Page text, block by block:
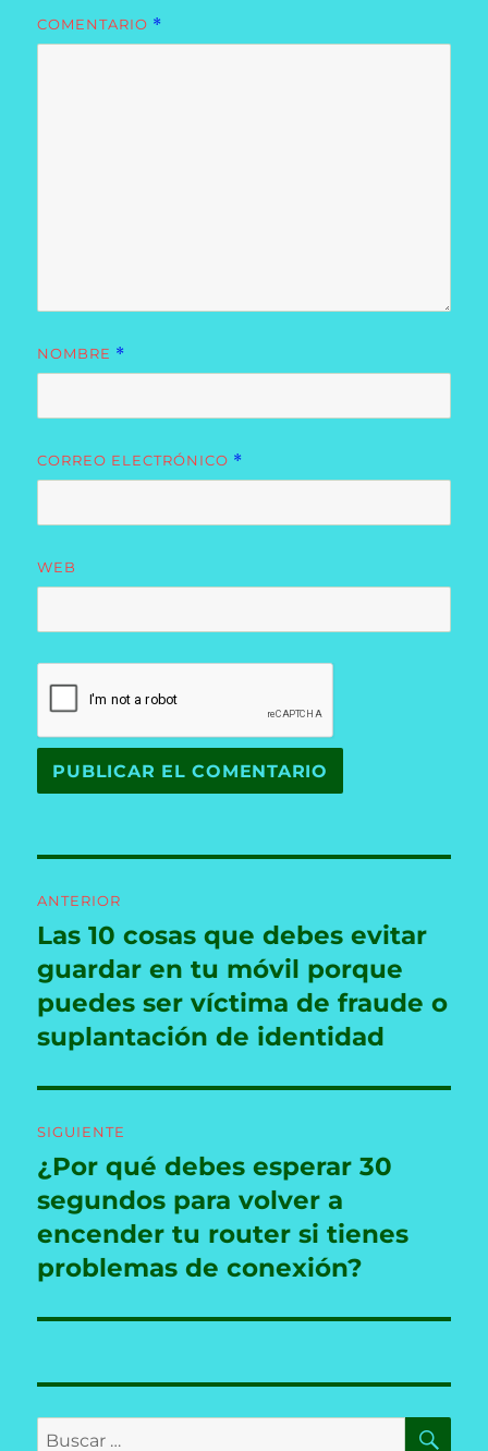
COMENTARIO *
NOMBRE *
CORREO ELECTRÓNICO *
WEB
de
entradas
ANTERIOR
Entrada
anterior:
Las 10 cosas que debes evitar
guardar en tu móvil porque
puedes ser víctima de fraude o
suplantación de identidad
SIGUIENTE
Entrada
siguiente:
¿Por qué debes esperar 30
segundos para volver a
encender tu router si tienes
problemas de conexión?
Buscar